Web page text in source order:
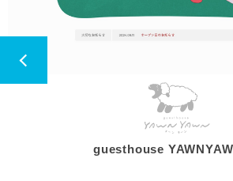
guesthouse